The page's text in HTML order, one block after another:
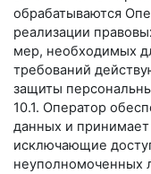
обрабатываются
реализации
мер, необходимых
требований
защиты
10.1. Оператор
данных и
исключающие
неуполномоченных